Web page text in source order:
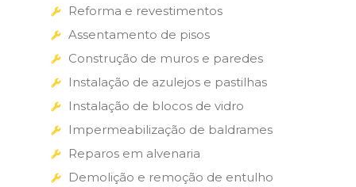
Reforma e revestimentos
Assentamento de pisos
Construção de muros e paredes
Instalação de azulejos e pastilhas
Instalação de blocos de vidro
Impermeabilização de baldrames
Reparos em alvenaria
Demolição e remoção de entulho